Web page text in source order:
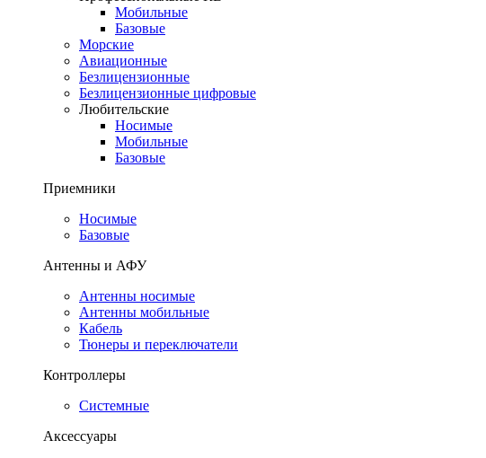
Мобильные
Базовые
Морские
Авиационные
Безлицензионные
Безлицензионные цифровые
Любительские
Носимые
Мобильные
Базовые
Приемники
Носимые
Базовые
Антенны и АФУ
Антенны носимые
Антенны мобильные
Кабель
Тюнеры и переключатели
Контроллеры
Системные
Аксессуары